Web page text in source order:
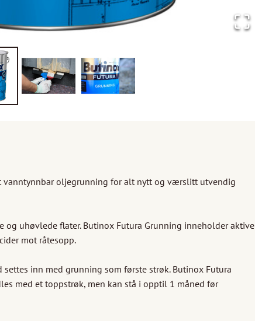
vanntynnbar oljegrunning for alt nytt og værslitt utvendig
og uhøvlede flater. Butinox Futura Grunning inneholder aktive
mot råtesopp.
inn med grunning som første strøk. Butinox Futura
med et toppstrøk, men kan stå i opptil 1 måned før